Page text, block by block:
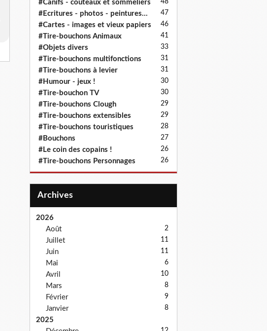
#Canifs - couteaux et sommeliers 48
#Ecritures - photos - peintures... 47
#Cartes - images et vieux papiers 46
#Tire-bouchons Animaux 41
#Objets divers 33
#Tire-bouchons multifonctions 31
#Tire-bouchons à levier 31
#Humour - jeux ! 30
#Tire-bouchon TV 30
#Tire-bouchons Clough 29
#Tire-bouchons extensibles 29
#Tire-bouchons touristiques 28
#Bouchons 27
#Le coin des copains ! 26
#Tire-bouchons Personnages 26
Archives
2026
Août
2
Juillet 11
Juin 11
Mai 6
Avril 10
Mars 8
Février 9
Janvier 8
2025